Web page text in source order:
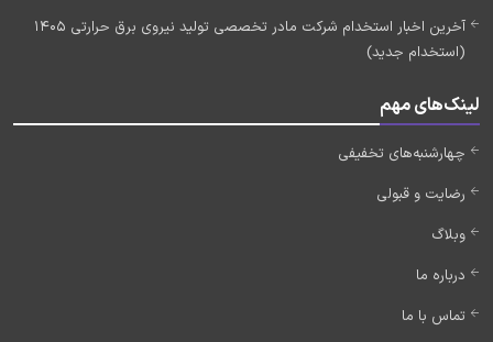
آخرین اخبار استخدام شرکت مادر تخصصی تولید نیروی برق حرارتی 1405
(استخدام جدید)
لینک‌های مهم
چهارشنبه‌های تخفیفی
رضایت و قبولی
وبلاگ
درباره ما
تماس با ما